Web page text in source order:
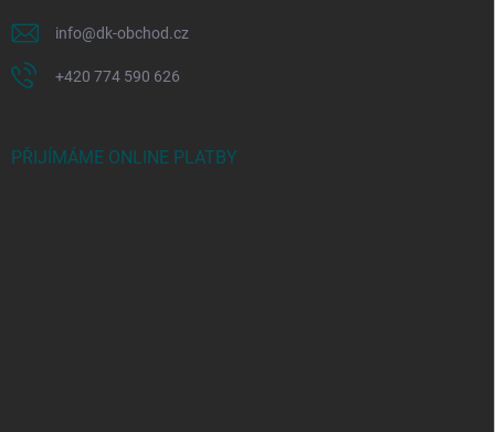
info@dk-obchod.cz
+420 774 590 626
PŘIJÍMÁME ONLINE PLATBY